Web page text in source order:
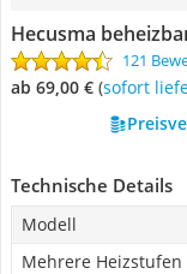
Hecusma
121
ab 69,00 € ( Sofort
Technische Details
Modell
Mehrere Heizstufen